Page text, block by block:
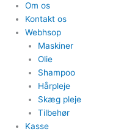
Om os
Kontakt os
Webhsop
Maskiner
Olie
Shampoo
Hårpleje
Skæg pleje
Tilbehør
Kasse